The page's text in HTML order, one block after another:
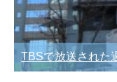
TBSで放送された